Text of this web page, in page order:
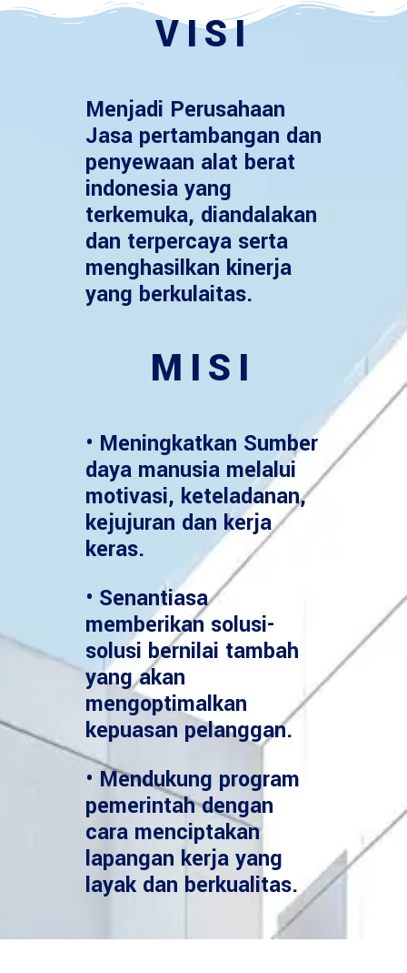
VISI
Menjadi Perusahaan
Jasa pertambangan dan
penyewaan alat berat
indonesia yang
terkemuka, diandalakan
dan terpercaya serta
menghasilkan kinerja
yang berkulaitas.
MISI
• Meningkatkan Sumber
daya manusia melalui
motivasi, keteladanan,
kejujuran dan kerja
keras.
• Senantiasa
memberikan solusi-
solusi bernilai tambah
yang akan
mengoptimalkan
kepuasan pelanggan.
• Mendukung program
pemerintah dengan
cara menciptakan
lapangan kerja yang
layak dan berkualitas.